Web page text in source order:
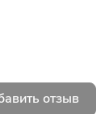
отзыв